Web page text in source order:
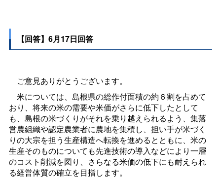
【回答】6月17日回答
ご意見ありがとうございます。
米については、島根県の総作付面積の約６割を占めて
おり、将来の米の需要や米価がさらに低下したとして
も、島根の米づくりがそれを乗り越えられるよう、集落
営農組織や認定農業者に農地を集積し、担い手が米づく
りの大宗を担う生産構造へ転換を進めるとともに、米の
生産そのものについても先進技術の導入などにより一層
のコスト削減を図り、さらなる米価の低下にも耐えられ
る経営体質の確立を目指します。